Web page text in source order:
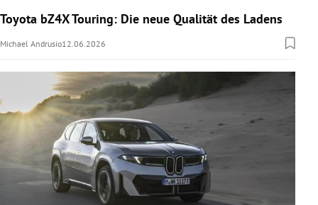
Toyota bZ4X Touring: Die neue Qualität des Ladens
Michael Andrusio12.06.2026